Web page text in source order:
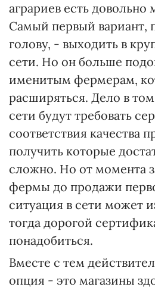
аграриев есть довольно
Самый первый вариант,
голову, - выходить в
сети. Но он больше
именитым фермерам,
расширяться. Дело в
сети будут требовать
соответствия качества
получить которые
сложно. Но от момента
фермы до продажи
ситуация в сети может
тогда дорогой
понадобиться.
Вместе с тем
опция - это магазины